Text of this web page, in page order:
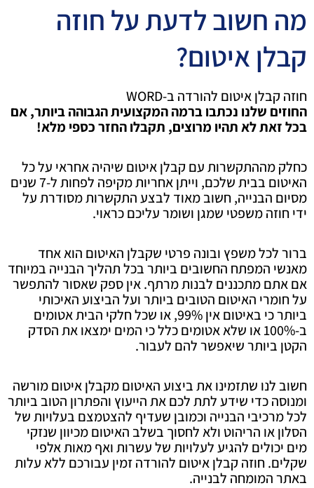
מה חשוב לדעת על חוזה
קבלן איטום?
חוזה קבלן איטום להורדה ב-WORD
החוזים שלנו נכתבו ברמה המקצועית הגבוהה ביותר, אם
בכל זאת לא תהיו מרוצים, תקבלו החזר כספי מלא!
כחלק מההתקשרות עם קבלן איטום שיהיה אחראי על כל
האיטום בבית שלכם, וייתן אחריות מקיפה לפחות ל-7 שנים
מסיום הבנייה, חשוב מאוד לבצע התקשרות מסודרת על
ידי חוזה משפטי שמגן ושומר עליכם כראוי.
ברור לכל משפץ ובונה פרטי שקבלן האיטום הוא אחד
מאנשי המפתח החשובים ביותר בכל תהליך הבנייה במיוחד
אם אתם מתכננים לבנות מרתף. אין ספק שאסור להתפשר
על חומרי האיטום הטובים ביותר ועל הביצוע האיכותי
ביותר כי באיטום אין 99%, או שכל חלקי הבית אטומים
ב-100% או שלא אטומים כלל כי המים ימצאו את הסדק
הקטן ביותר שיאפשר להם לעבור.
חשוב לנו שתזמינו את ביצוע האיטום מקבלן איטום מורשה
ומנוסה כדי שידע לתת לכם את הייעוץ והפתרון הטוב ביותר
לכל מרכיבי הבנייה וכמובן שעדיף להצטמצם בעלויות של
הסלון או הריהוט ולא לחסוך בשלב האיטום מכיוון שנזקי
מים יכולים להגיע לעלויות של עשרות ואף מאות אלפי
שקלים. חוזה קבלן איטום להורדה זמין עבורכם ללא עלות
באתר המומחה לבנייה.